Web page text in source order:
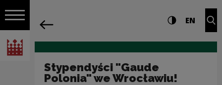
Włącz nawigację
Narodowe Centrum Kultury
Nawigacja Ustawienia i Wysoki
EN
Stypendyści "Gaude
Polonia" we Wrocławiu!